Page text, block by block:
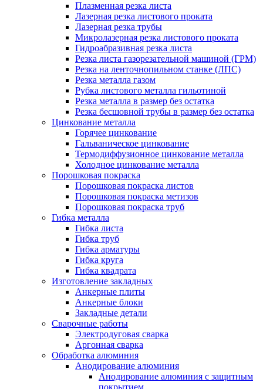
Плазменная резка листа
Лазерная резка листового проката
Лазерная резка трубы
Микролазерная резка листового проката
Гидроабразивная резка листа
Резка листа газорезательной машиной (ГРМ)
Резка на ленточнопильном станке (ЛПС)
Резка металла газом
Рубка листового металла гильотиной
Резка металла в размер без остатка
Резка бесшовной трубы в размер без остатка
Цинкование металла
Горячее цинкование
Гальваническое цинкование
Термодиффузионное цинкование металла
Холодное цинкование металла
Порошковая покраска
Порошковая покраска листов
Порошковая покраска метизов
Порошковая покраска труб
Гибка металла
Гибка листа
Гибка труб
Гибка арматуры
Гибка круга
Гибка квадрата
Изготовление закладных
Анкерные плиты
Анкерные блоки
Закладные детали
Сварочные работы
Электродуговая сварка
Аргонная сварка
Обработка алюминия
Анодирование алюминия
Анодирование алюминия с защитным
покрытием